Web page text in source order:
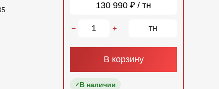
130 990 ₽ / тн
− + тн
В корзину
В наличии